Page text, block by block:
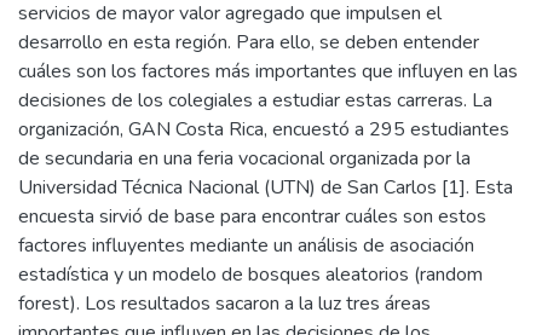
servicios de mayor valor agregado que impulsen el
desarrollo en esta región. Para ello, se deben entender
cuáles son los factores más importantes que influyen en las
decisiones de los colegiales a estudiar estas carreras. La
organización, GAN Costa Rica, encuestó a 295 estudiantes
de secundaria en una feria vocacional organizada por la
Universidad Técnica Nacional (UTN) de San Carlos [1]. Esta
encuesta sirvió de base para encontrar cuáles son estos
factores influyentes mediante un análisis de asociación
estadística y un modelo de bosques aleatorios (random
forest). Los resultados sacaron a la luz tres áreas